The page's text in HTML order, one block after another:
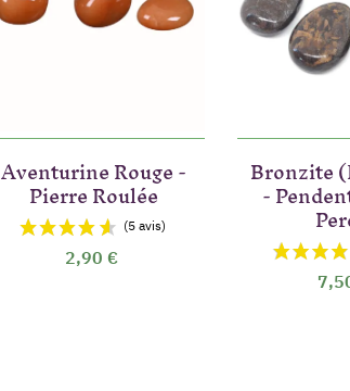
Aventurine Rouge -
Pierre Roulée
2,90 €
Bronzite
-